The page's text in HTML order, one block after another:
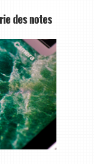
des notes